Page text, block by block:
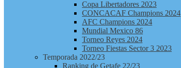
Copa Libertadores 2023
CONCACAF Champions 2024
AFC Champions 2024
Mundial Mexico 86
Torneo Reyes 2024
Torneo Fiestas Sector 3 2023
Temporada 2022/23
Ranking de Getafe 22/23